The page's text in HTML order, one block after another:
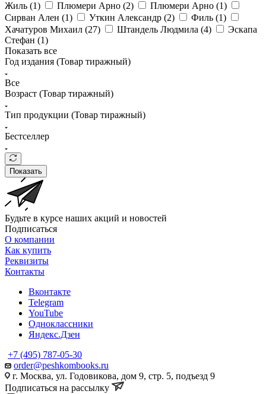
Жиль (1) Плюмери Арно (2) Плюмери Арно (1)
Сирван Ален (1) Уткин Александр (2) Филь (1)
Хачатуров Михаил (27) Штандель Людмила (4)
Эскапа
Стефан (1)
Показать все
Год издания (Товар тиражный)
Все
Возраст (Товар тиражный)
Тип продукции (Товар тиражный)
Бестселлер
Показать
Будьте в курсе наших акций и новостей
Подписаться
О компании
Как купить
Реквизиты
Контакты
Вконтакте
Telegram
YouTube
Одноклассники
Яндекс.Дзен
+7 (495) 787-05-30
order@peshkombooks.ru
г. Москва, ул. Годовикова, дом 9, стр. 5, подъезд 9
Подписаться на рассылку